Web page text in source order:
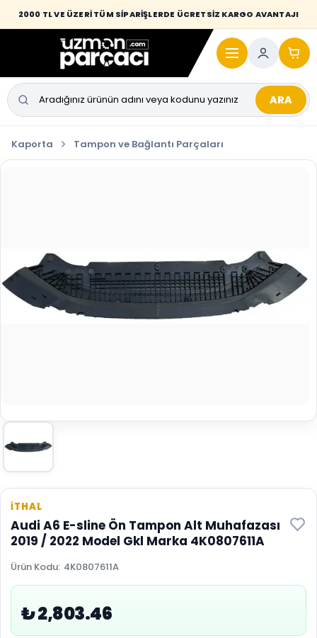
2000 TL VE ÜZERİ TÜM SİPARİŞLERDE ÜCRETSİZ KARGO AVANTAJI
Desi / hacim sınırını aşan kaporta parçalarında taşıma bedeli alıcıya
yansıtılmaktadır.
ARA
Kaporta Tampon ve Bağlantı Parçaları
İTHAL
Audi A6 E-sline Ön Tampon Alt Muhafazası
2019 / 2022 Model Gkl Marka 4K0807611A
Ürün Kodu: 4K0807611A
₺ 2,803.46